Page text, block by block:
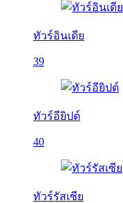
ทัวร์อินเดีย
39
ทัวร์อียิปต์
40
ทัวร์รัสเซีย